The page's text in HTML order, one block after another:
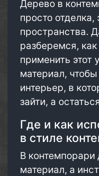
Дерево в
просто отделка,
пространства.
разберемся,
применить этот
материал,
интерьер, в
зайти, а
Где и как
в стиле
В контемпорари
материал, а